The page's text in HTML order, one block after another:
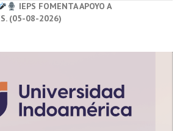
IEPS FOMENTA APOYO A
(05-08-2026)